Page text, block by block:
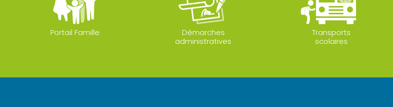
Portail Famille
Démarches
administratives
Transports
scolaires